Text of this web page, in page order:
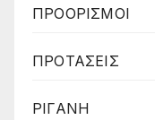
ΠΡΟΟΡΙΣΜΟΙ
ΠΡΟΤΑΣΕΙΣ
ΡΙΓΑΝΗ